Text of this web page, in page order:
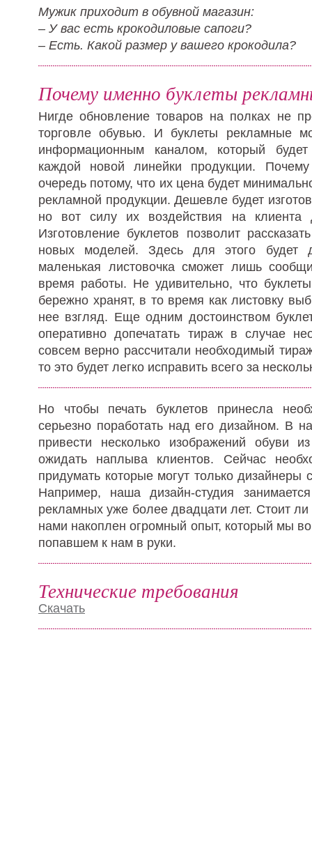
Мужик приходит в обувной магазин:
– У вас есть крокодиловые сапоги?
– Есть. Какой размер у вашего крокодила?
Почему именно буклеты
Нигде обновление товаров на полках не
торговле обувью. И буклеты рекламные
информационным каналом, который
каждой новой линейки продукции.
очередь потому, что их цена будет
рекламной продукции. Дешевле будет
но вот силу их воздействия на клиента
Изготовление буклетов позволит
новых моделей. Здесь для этого будет
маленькая листовочка сможет лишь
время работы. Не удивительно, что
бережно хранят, в то время как листовку
нее взгляд. Еще одним достоинством
оперативно допечатать тираж в случае
совсем верно рассчитали необходимый
то это будет легко исправить всего за
Но чтобы печать буклетов принесла
серьезно поработать над его дизайном. В
привести несколько изображений обуви
ожидать наплыва клиентов. Сейчас
придумать которые могут только
Например, наша дизайн-студия
рекламных уже более двадцати лет. Стоит ли
нами накоплен огромный опыт, который мы
попавшем к нам в руки.
Технические требования
Скачать